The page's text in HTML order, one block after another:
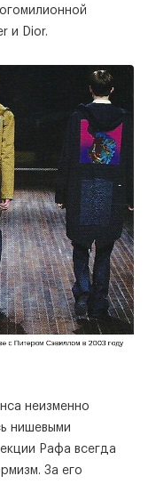
и Dior.
неизменно
нишевыми
Рафа всегда
За его